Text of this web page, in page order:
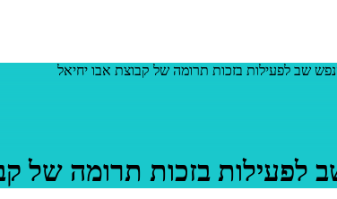
שב לפעילות בזכות תרומה של קבוצת אבו יחיאל
לפעילות בזכות תרומה של